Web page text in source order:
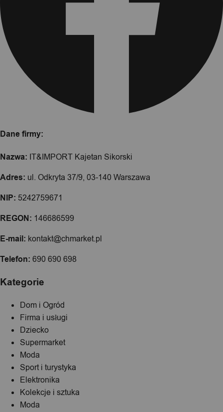
Dane firmy:
Nazwa: IT&IMPORT Kajetan Sikorski
Adres: ul. Odkryta 37/9, 03-140 Warszawa
NIP: 5242759671
REGON: 146686599
E-mail: kontakt@chmarket.pl
Telefon: 690 690 698
Kategorie
Dom i Ogród
Firma i usługi
Dziecko
Supermarket
Moda
Sport i turystyka
Elektronika
Kolekcje i sztuka
Moda